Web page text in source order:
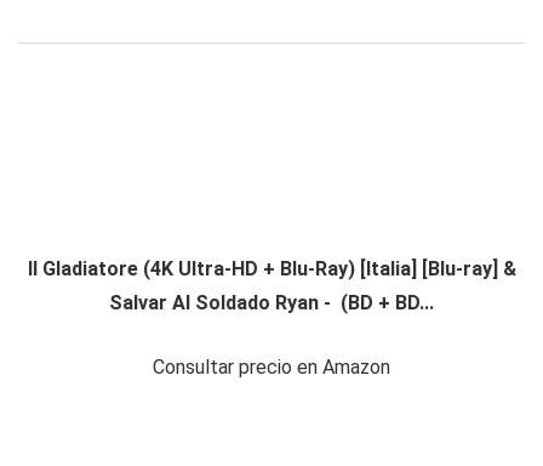
Il Gladiatore (4K Ultra-HD + Blu-Ray) [Italia] [Blu-ray] &
Salvar Al Soldado Ryan - (BD + BD...
Consultar precio en Amazon